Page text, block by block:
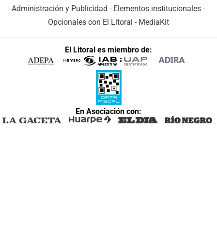
Administración y Publicidad - Elementos institucionales -
Opcionales con El Litoral - MediaKit
El Litoral es miembro de:
En Asociación con: